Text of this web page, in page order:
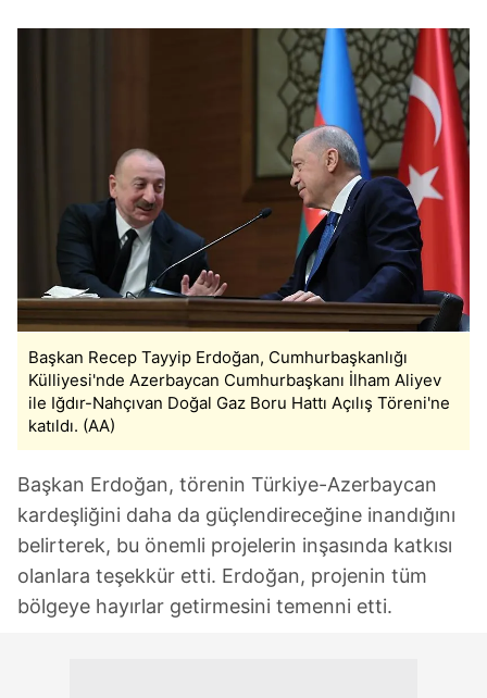
Başkan Recep Tayyip Erdoğan, Cumhurbaşkanlığı
Külliyesi'nde Azerbaycan Cumhurbaşkanı İlham Aliyev
ile Iğdır-Nahçıvan Doğal Gaz Boru Hattı Açılış Töreni'ne
katıldı. (AA)
Başkan Erdoğan, törenin Türkiye-Azerbaycan
kardeşliğini daha da güçlendireceğine inandığını
belirterek, bu önemli projelerin inşasında katkısı
olanlara teşekkür etti. Erdoğan, projenin tüm
bölgeye hayırlar getirmesini temenni etti.